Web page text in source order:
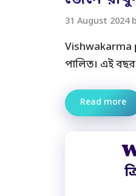
31 August 2024
Vishwakarma
পালিত। এই
Read more